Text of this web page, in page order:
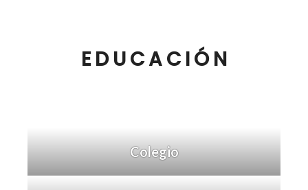
EDUCACIÓN
Colegio